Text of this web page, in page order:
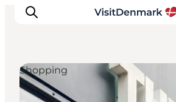
Shopping